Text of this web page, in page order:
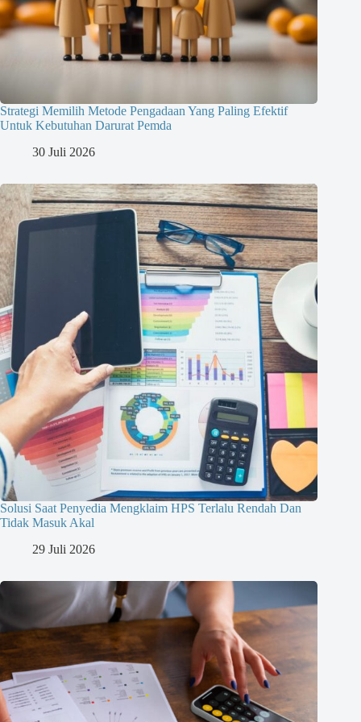
Strategi Memilih Metode Pengadaan Yang Paling Efektif
Untuk Kebutuhan Darurat Pemda
30 Juli 2026
Solusi Saat Penyedia Mengklaim HPS Terlalu Rendah Dan
Tidak Masuk Akal
29 Juli 2026